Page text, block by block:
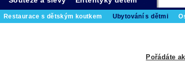
Restaurace s dětským koutkem Ubytování s dětmi
Pořádáte